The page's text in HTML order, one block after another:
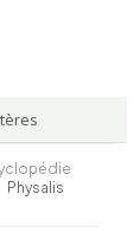
Physalis